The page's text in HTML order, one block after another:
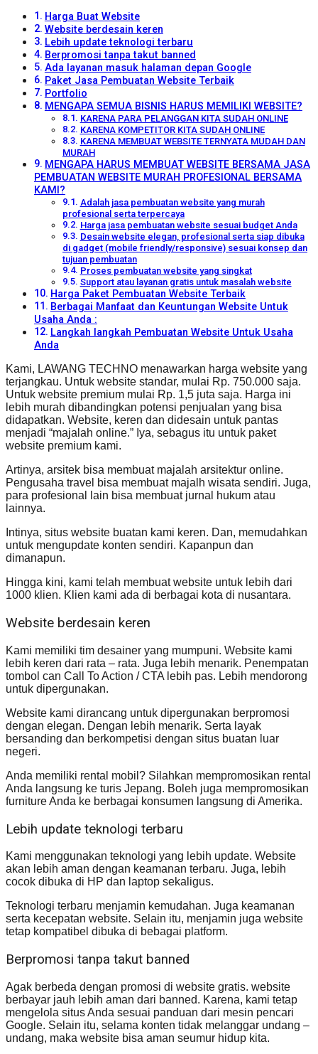
Harga Buat Website
Website berdesain keren
Lebih update teknologi terbaru
Berpromosi tanpa takut banned
Ada layanan masuk halaman depan Google
Paket Jasa Pembuatan Website Terbaik
Portfolio
MENGAPA SEMUA BISNIS HARUS MEMILIKI WEBSITE?
KARENA PARA PELANGGAN KITA SUDAH ONLINE
KARENA KOMPETITOR KITA SUDAH ONLINE
KARENA MEMBUAT WEBSITE TERNYATA MUDAH DAN
MURAH
MENGAPA HARUS MEMBUAT WEBSITE BERSAMA JASA
PEMBUATAN WEBSITE MURAH PROFESIONAL BERSAMA
KAMI?
Adalah jasa pembuatan website yang murah
profesional serta terpercaya
Harga jasa pembuatan website sesuai budget Anda
Desain website elegan, profesional serta siap dibuka
di gadget (mobile friendly/responsive) sesuai konsep dan
tujuan pembuatan
Proses pembuatan website yang singkat
Support atau layanan gratis untuk masalah website
Harga Paket Pembuatan Website Terbaik
Berbagai Manfaat dan Keuntungan Website Untuk
Usaha Anda :
Langkah langkah Pembuatan Website Untuk Usaha
Anda
Kami, LAWANG TECHNO menawarkan harga website yang
terjangkau. Untuk website standar, mulai Rp. 750.000 saja.
Untuk website premium mulai Rp. 1,5 juta saja. Harga ini
lebih murah dibandingkan potensi penjualan yang bisa
didapatkan. Website, keren dan didesain untuk pantas
menjadi “majalah online.” Iya, sebagus itu untuk paket
website premium kami.
Artinya, arsitek bisa membuat majalah arsitektur online.
Pengusaha travel bisa membuat majalh wisata sendiri. Juga,
para profesional lain bisa membuat jurnal hukum atau
lainnya.
Intinya, situs website buatan kami keren. Dan, memudahkan
untuk mengupdate konten sendiri. Kapanpun dan
dimanapun.
Hingga kini, kami telah membuat website untuk lebih dari
1000 klien. Klien kami ada di berbagai kota di nusantara.
Website berdesain keren
Kami memiliki tim desainer yang mumpuni. Website kami
lebih keren dari rata – rata. Juga lebih menarik. Penempatan
tombol can Call To Action / CTA lebih pas. Lebih mendorong
untuk dipergunakan.
Website kami dirancang untuk dipergunakan berpromosi
dengan elegan. Dengan lebih menarik. Serta layak
bersanding dan berkompetisi dengan situs buatan luar
negeri.
Anda memiliki rental mobil? Silahkan mempromosikan rental
Anda langsung ke turis Jepang. Boleh juga mempromosikan
furniture Anda ke berbagai konsumen langsung di Amerika.
Lebih update teknologi terbaru
Kami menggunakan teknologi yang lebih update. Website
akan lebih aman dengan keamanan terbaru. Juga, lebih
cocok dibuka di HP dan laptop sekaligus.
Teknologi terbaru menjamin kemudahan. Juga keamanan
serta kecepatan website. Selain itu, menjamin juga website
tetap kompatibel dibuka di bebagai platform.
Berpromosi tanpa takut banned
Agak berbeda dengan promosi di website gratis. website
berbayar jauh lebih aman dari banned. Karena, kami tetap
mengelola situs Anda sesuai panduan dari mesin pencari
Google. Selain itu, selama konten tidak melanggar undang –
undang, maka website bisa aman seumur hidup kita.